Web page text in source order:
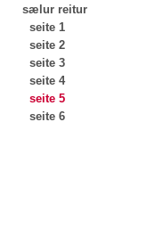
sælur reitur
seite 1
seite 2
seite 3
seite 4
seite 5
seite 6